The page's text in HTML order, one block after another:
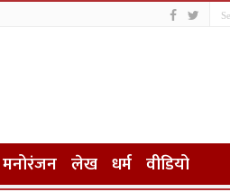
मनोरंजन लेख धर्म वीडियो